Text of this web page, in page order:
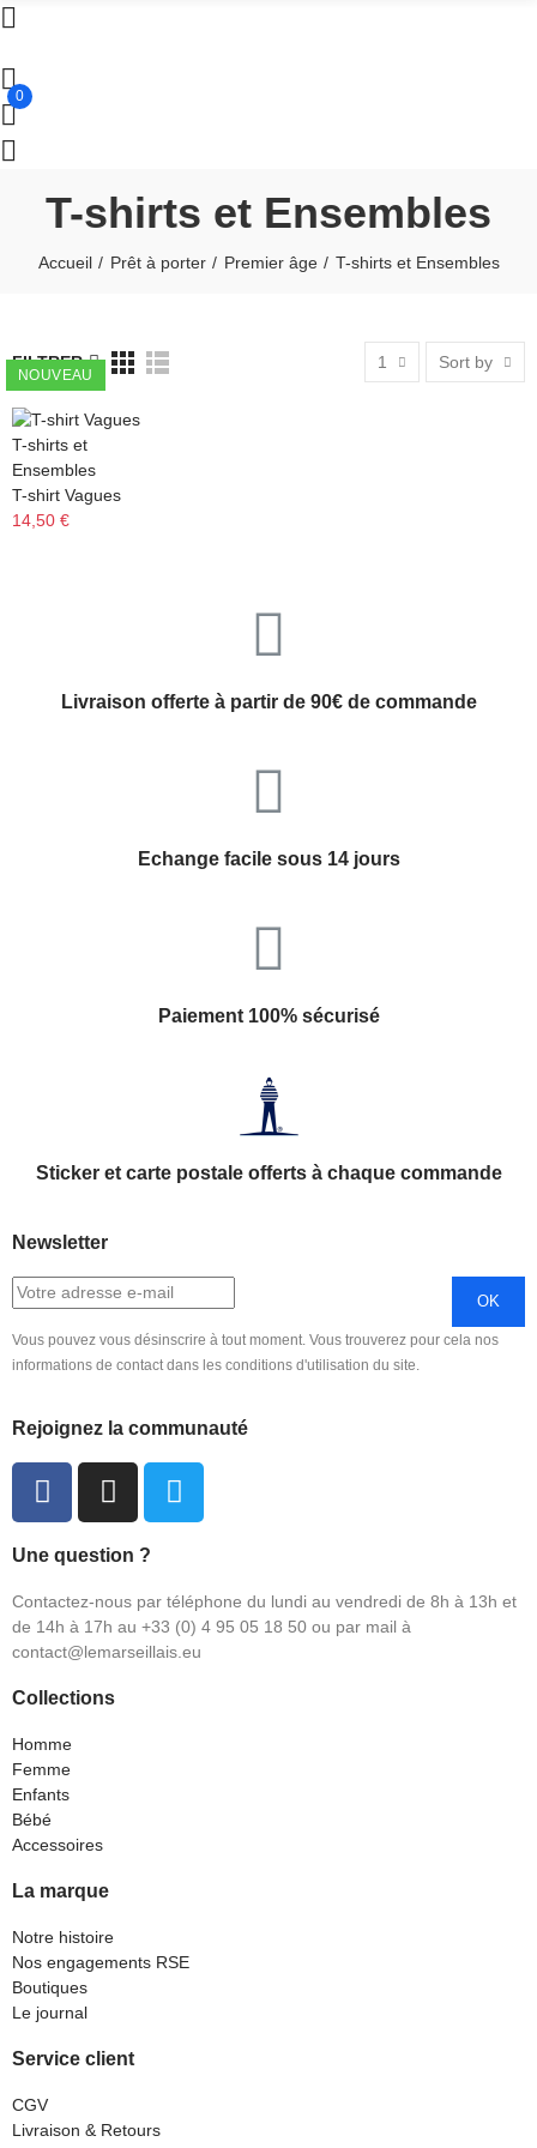
0
T-shirts et Ensembles
Accueil Prêt à porter Premier âge T-shirts et Ensembles
FILTRER 1 Sort by
NOUVEAU
T-shirts et
Ensembles
T-shirt Vagues
14,50 €
Livraison offerte à partir de 90€ de commande
Echange facile sous 14 jours
Paiement 100% sécurisé
Sticker et carte postale offerts à chaque commande
Newsletter
Vous pouvez vous désinscrire à tout moment. Vous trouverez pour cela nos
informations de contact dans les conditions d'utilisation du site.
Rejoignez la communauté
Une question ?
Contactez-nous par téléphone du lundi au vendredi de 8h à 13h et
de 14h à 17h au +33 (0) 4 95 05 18 50 ou par mail à
contact@lemarseillais.eu
Collections
Homme
Femme
Enfants
Bébé
Accessoires
La marque
Notre histoire
Nos engagements RSE
Boutiques
Le journal
Service client
CGV
Livraison & Retours